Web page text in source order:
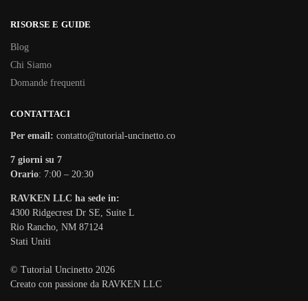
RISORSE E GUIDE
Blog
Chi Siamo
Domande frequenti
CONTATTACI
Per email: contatto@tutorial-uncinetto.co
7 giorni su 7
Orario: 7:00 – 20:30
RAVKEN LLC ha sede in:
4300 Ridgecrest Dr SE, Suite L
Rio Rancho, NM 87124
Stati Uniti
© Tutorial Uncinetto 2026
Creato con passione da RAVKEN LLC